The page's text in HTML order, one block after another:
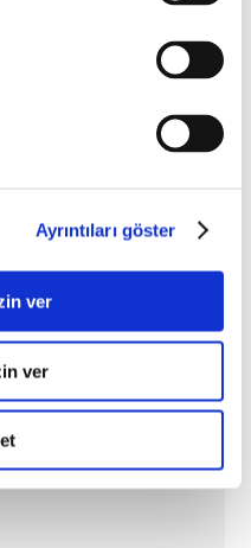
Ayrıntıları göster
ver
ver